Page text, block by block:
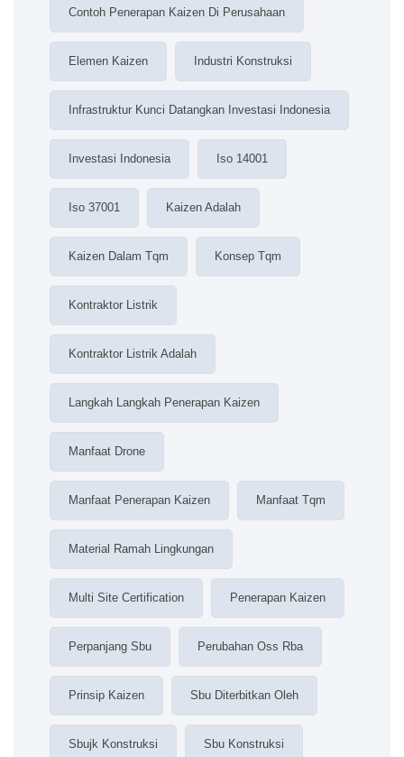
Contoh Penerapan Kaizen Di Perusahaan
Elemen Kaizen Industri Konstruksi
Infrastruktur Kunci Datangkan Investasi Indonesia
Investasi Indonesia Iso 14001
Iso 37001 Kaizen Adalah
Kaizen Dalam Tqm Konsep Tqm
Kontraktor Listrik
Kontraktor Listrik Adalah
Langkah Langkah Penerapan Kaizen
Manfaat Drone
Manfaat Penerapan Kaizen Manfaat Tqm
Material Ramah Lingkungan
Multi Site Certification Penerapan Kaizen
Perpanjang Sbu Perubahan Oss Rba
Prinsip Kaizen Sbu Diterbitkan Oleh
Sbujk Konstruksi Sbu Konstruksi